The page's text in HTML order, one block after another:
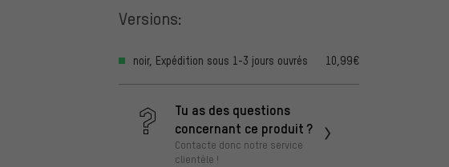
Versions:
noir, Expédition sous 1-3 jours ouvrés 10,99€
Tu as des questions
concernant ce produit ?
Contacte donc notre service
clientèle !